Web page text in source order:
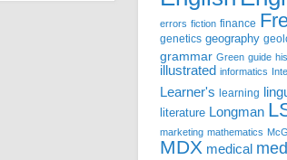
errors fiction finance
genetics geography
grammar Green guide
illustrated informatics
Learner's learning
literature Longman
marketing mathematics
MDX medical